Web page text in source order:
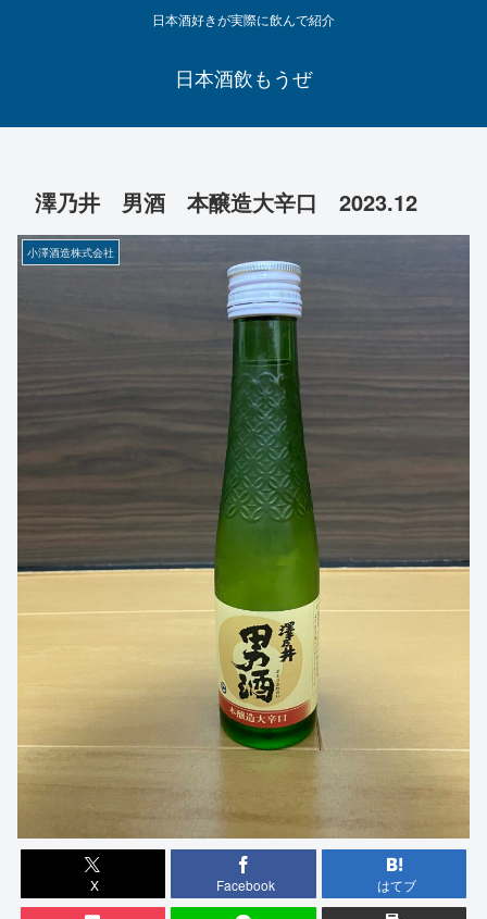
日本酒好きが実際に飲んで紹介
日本酒飲もうぜ
澤乃井 男酒 本醸造大辛口 2023.12
小澤酒造株式会社
X Facebook はてブ